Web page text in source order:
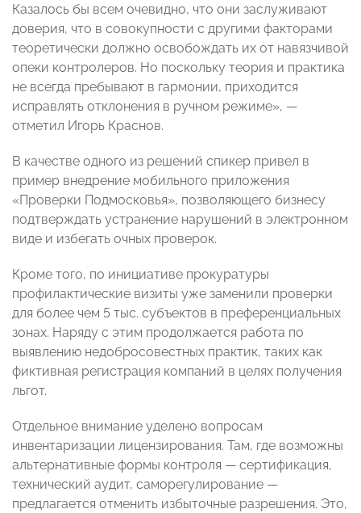
Казалось бы всем очевидно, что они заслуживают
доверия, что в совокупности с другими факторами
теоретически должно освобождать их от навязчивой
опеки контролеров. Но поскольку теория и практика
не всегда пребывают в гармонии, приходится
исправлять отклонения в ручном режиме», —
отметил Игорь Краснов.
В качестве одного из решений спикер привел в
пример внедрение мобильного приложения
«Проверки Подмосковья», позволяющего бизнесу
подтверждать устранение нарушений в электронном
виде и избегать очных проверок.
Кроме того, по инициативе прокуратуры
профилактические визиты уже заменили проверки
для более чем 5 тыс. субъектов в преференциальных
зонах. Наряду с этим продолжается работа по
выявлению недобросовестных практик, таких как
фиктивная регистрация компаний в целях получения
льгот.
Отдельное внимание уделено вопросам
инвентаризации лицензирования. Там, где возможны
альтернативные формы контроля — сертификация,
технический аудит, саморегулирование —
предлагается отменить избыточные разрешения. Это,